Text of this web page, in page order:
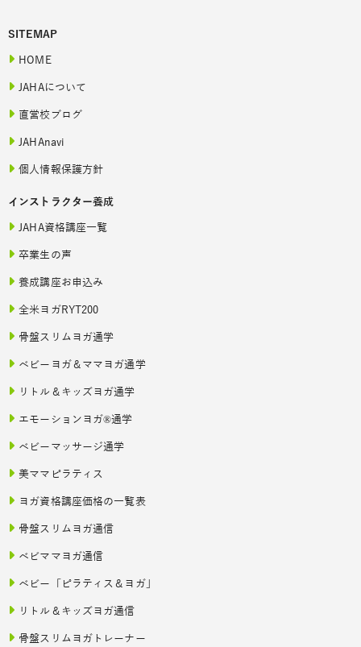
SITEMAP
HOME
JAHAについて
直営校ブログ
JAHAnavi
個人情報保護方針
インストラクター養成
JAHA資格講座一覧
卒業生の声
養成講座お申込み
全米ヨガRYT200
骨盤スリムヨガ通学
ベビーヨガ＆ママヨガ通学
リトル＆キッズヨガ通学
エモーションヨガ®通学
ベビーマッサージ通学
美ママピラティス
ヨガ資格講座価格の一覧表
骨盤スリムヨガ通信
ベビママヨガ通信
ベビー「ピラティス＆ヨガ」
リトル＆キッズヨガ通信
骨盤スリムヨガトレーナー